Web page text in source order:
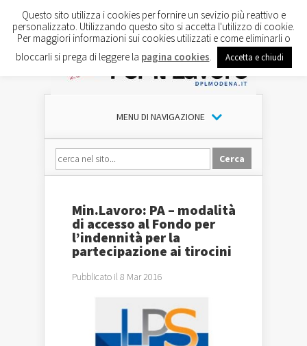
MENU DI NAVIGAZIONE
Min.Lavoro: PA – modalità
di accesso al Fondo per
l’indennità per la
partecipazione ai tirocini
Pubblicato il 8 Mar 2016
Questo sito utilizza i cookies per fornire un sevizio più reattivo e
personalizzato. Utilizzando questo sito si accetta l'utilizzo di cookie.
Per maggiori informazioni sui cookies utilizzati e come eliminarli o
bloccarli si prega di leggere la pagina cookies Accetta e chiudi